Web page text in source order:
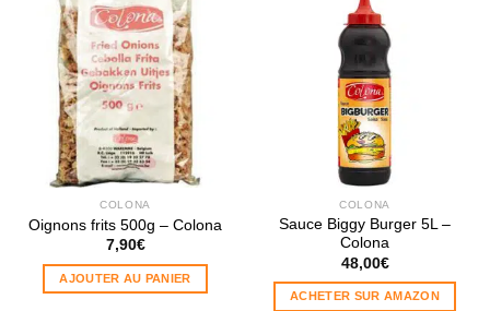
COLONA
Oignons frits 500g – Colona
7,90€
AJOUTER AU PANIER
COLONA
Sauce Biggy Burger 5L –
Colona
48,00€
ACHETER SUR AMAZON